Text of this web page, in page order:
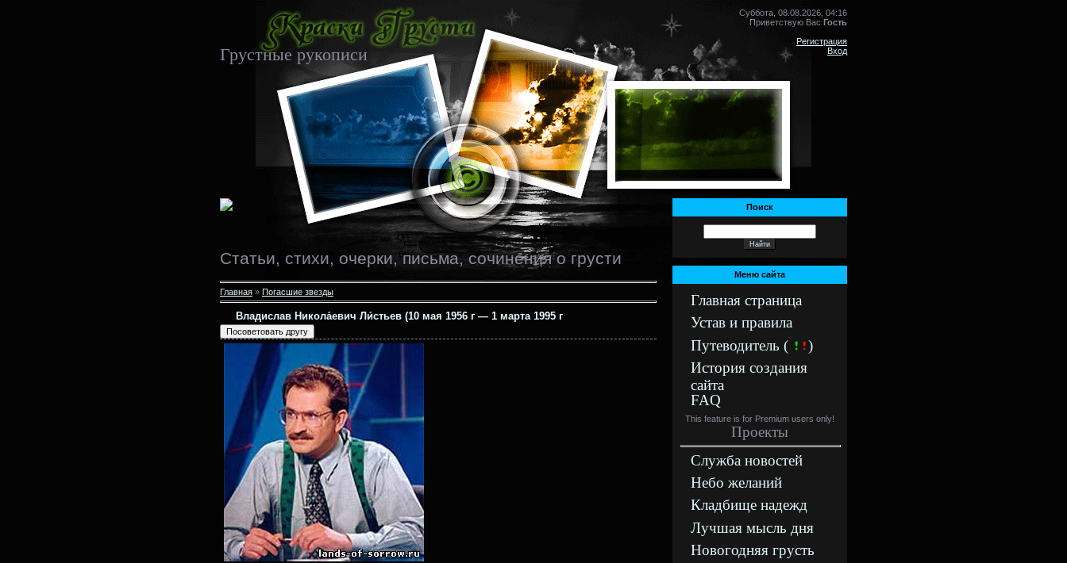
Грустные рукописи
Суббота, 08.08.2026, 04:16
Приветствую Вас Гость
Регистрация
Вход
Статьи, стихи, очерки, письма, сочинения о грусти
Главная » Погасшие звезды
Владислав Никола́евич Ли́стьев (10 мая 1956 г — 1 марта 1995 г
Поиск
Меню сайта
Главная страница
Устав и правила
Путеводитель (
)
История создания
сайта
FAQ
This feature is for Premium users only!
Проекты
Служба новостей
Небо желаний
Кладбище надежд
Лучшая мысль дня
Новогодняя грусть